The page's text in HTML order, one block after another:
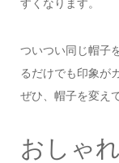
すくなります。
ついつい同じ帽子
るだけでも印象が
ぜひ、帽子を変え
おしゃ